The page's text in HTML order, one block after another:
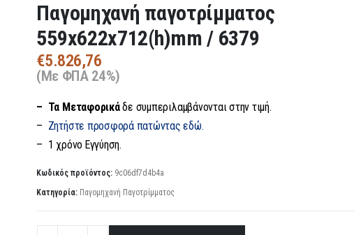
Παγομηχανή παγοτρίμματος
559x622x712(h)mm / 6379
€5.826,76
(Με ΦΠΑ 24%)
– Τα Μεταφορικάδε συμπεριλαμβάνονται στην τιμή.
– Ζητήστε προσφορά πατώντας εδώ.
– 1 χρόνο Εγγύηση.
Κωδικός προϊόντος: 9c06df7d4b4a
Κατηγορία: Παγομηχανή Παγοτρίμματος